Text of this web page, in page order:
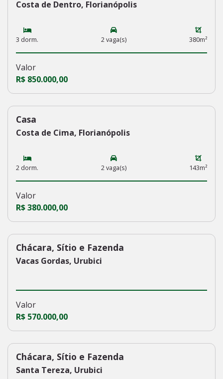
Costa de Dentro, Florianópolis
3 dorm. 2 vaga(s) 380m²
Valor
R$ 850.000,00
230
Casa
Costa de Cima, Florianópolis
2 dorm. 2 vaga(s) 143m²
Valor
R$ 380.000,00
229
Chácara, Sítio e Fazenda
Vacas Gordas, Urubici
Valor
R$ 570.000,00
228
Chácara, Sítio e Fazenda
Santa Tereza, Urubici